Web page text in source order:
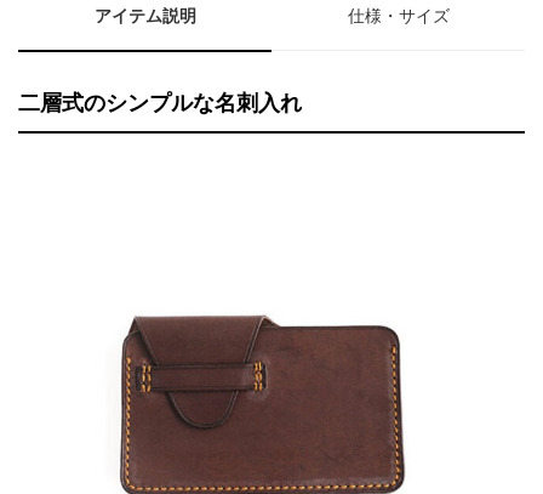
アイテム説明 仕様・サイズ
二層式のシンプルな名刺入れ